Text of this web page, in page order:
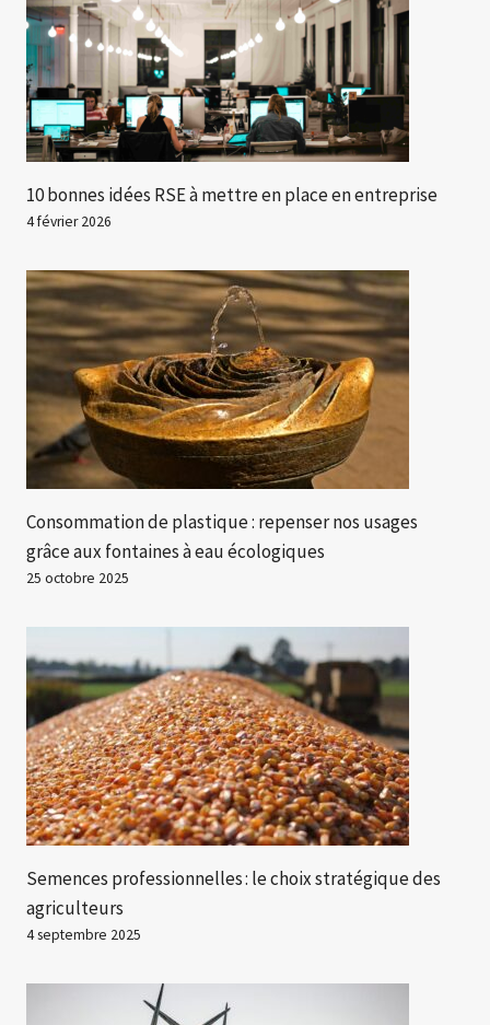
10 bonnes idées RSE à mettre en place en entreprise
4 février 2026
Consommation de plastique : repenser nos usages
grâce aux fontaines à eau écologiques
25 octobre 2025
Semences professionnelles : le choix stratégique des
agriculteurs
4 septembre 2025